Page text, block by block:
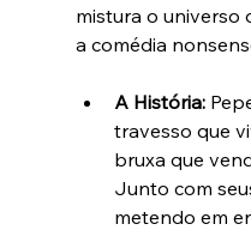
mistura o universo
a comédia
A História:
travesso que
bruxa que
Junto com
metendo em